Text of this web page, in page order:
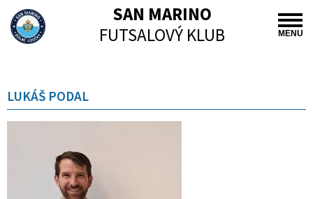
MENU
SAN MARINO
FUTSALOVÝ KLUB
LUKÁŠ PODAL